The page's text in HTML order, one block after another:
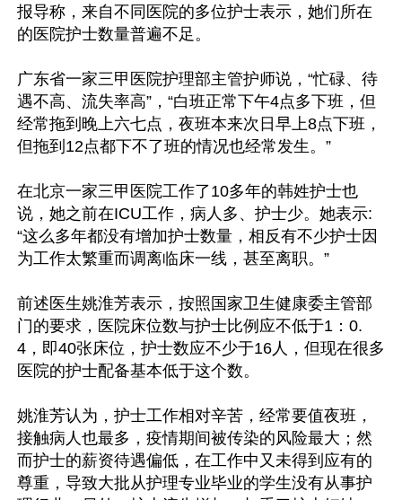
报导称，来自不同医院的多位护士表示，她们所在
的医院护士数量普遍不足。
广东省一家三甲医院护理部主管护师说，“忙碌、待
遇不高、流失率高”，“白班正常下午4点多下班，但
经常拖到晚上六七点，夜班本来次日早上8点下班，
但拖到12点都下不了班的情况也经常发生。”
在北京一家三甲医院工作了10多年的韩姓护士也
说，她之前在ICU工作，病人多、护士少。她表示:
“这么多年都没有增加护士数量，相反有不少护士因
为工作太繁重而调离临床一线，甚至离职。”
前述医生姚淮芳表示，按照国家卫生健康委主管部
门的要求，医院床位数与护士比例应不低于1：0.
4，即40张床位，护士数应不少于16人，但现在很多
医院的护士配备基本低于这个数。
姚淮芳认为，护士工作相对辛苦，经常要值夜班，
接触病人也最多，疫情期间被传染的风险最大；然
而护士的薪资待遇偏低，在工作中又未得到应有的
尊重，导致大批从护理专业毕业的学生没有从事护